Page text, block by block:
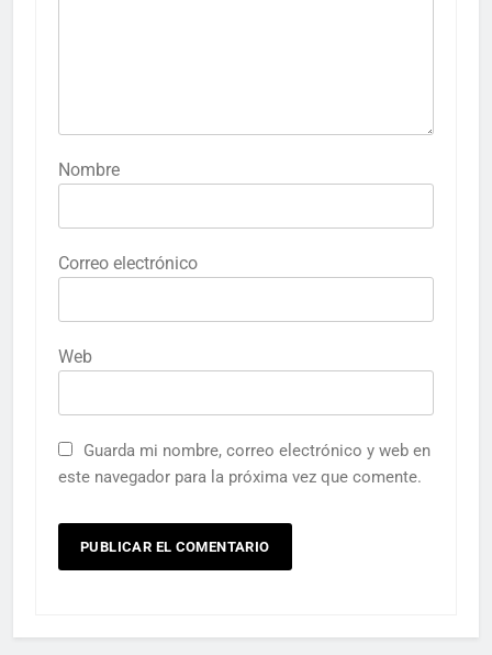
Nombre
Correo electrónico
Web
Guarda mi nombre, correo electrónico y web en
este navegador para la próxima vez que comente.